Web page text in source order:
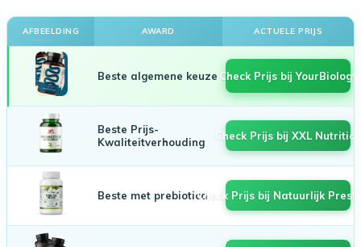
AFBEELDING AWARD ACTUELE PRIJS
Beste algemene keuze Check Prijs bij YourBiology
Beste Prijs-
Kwaliteitverhouding
Check Prijs bij XXL Nutrition
Beste met prebioticaCheck Prijs bij Natuurlijk